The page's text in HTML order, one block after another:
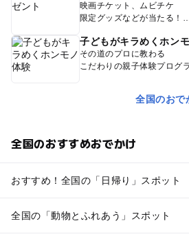
映画チケット、ムビチケ
限定グッズなどが当たる！
子どもがキラめくホン
その道のプロに教わる
こだわりの親子体験プログ
全国のおで
全国のおすすめおでかけ
おすすめ！全国の「日帰り」スポット
全国の「動物とふれあう」スポット